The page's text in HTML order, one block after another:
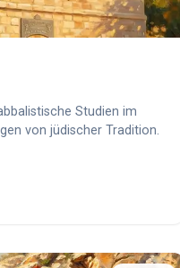
Studien im
von jüdischer Tradition.